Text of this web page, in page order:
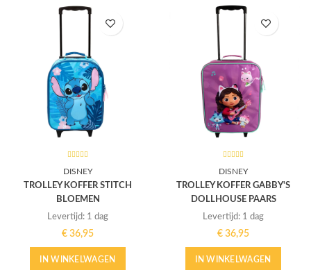
DISNEY
TROLLEY KOFFER STITCH
BLOEMEN
Levertijd: 1 dag
€ 36,95
IN WINKELWAGEN
DISNEY
TROLLEY KOFFER GABBY'S
DOLLHOUSE PAARS
Levertijd: 1 dag
€ 36,95
IN WINKELWAGEN